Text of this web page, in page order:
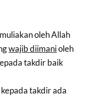
oleh Allah
wajib diimanioleh
takdir baik
takdir ada